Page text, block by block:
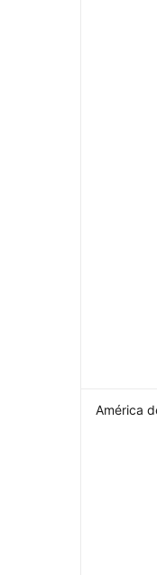
América